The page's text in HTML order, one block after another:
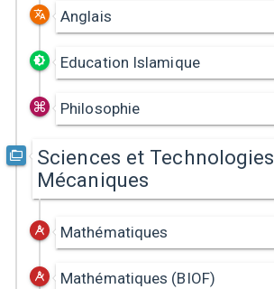
Anglais
Education Islamique
Philosophie
Sciences et Technologies
Mécaniques
Mathématiques
Mathématiques (BIOF)